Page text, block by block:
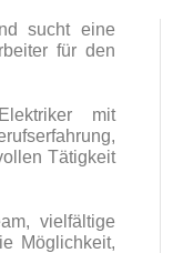
sucht eine
für den
mit
Tätigkeit
vielfältige
Möglichkeit,